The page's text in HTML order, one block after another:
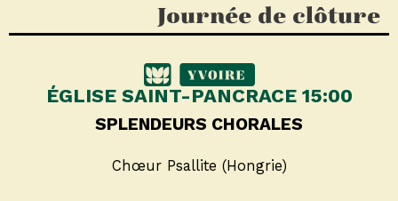
Journée de clôture
ÉGLISE SAINT-PANCRACE 15:00
SPLENDEURS CHORALES
Chœur Psallite (Hongrie)